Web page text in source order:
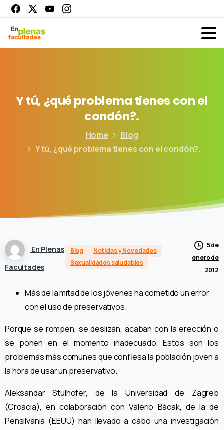
Ytú, ¿quéproblematienes conel
condón?.
Home
Blog
Y tú, ¿qué problema tienes con el condón?.
En Plenas
Facultades
Blog
Noticias y Novedades
Sexualidades saludables
5 de
enero de
2012
Más de la mitad de los jóvenes ha cometido un error
con el uso de preservativos.
Porque se rompen, se deslizan, acaban con la erección o
se ponen en el momento inadecuado. Estos son los
problemas más comunes que confiesa la población joven a
la hora de usar un preservativo.
Aleksandar Stulhofer, de la Universidad de Zagreb
(Croacia), en colaboración con Valerio Bácak, de la de
Pensilvania (EEUU) han llevado a cabo una investigación